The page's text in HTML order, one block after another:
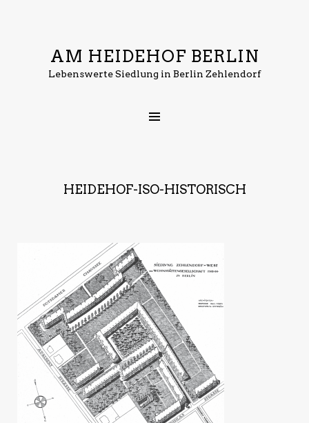
AM HEIDEHOF BERLIN
Lebenswerte Siedlung in Berlin Zehlendorf
HEIDEHOF-ISO-HISTORISCH